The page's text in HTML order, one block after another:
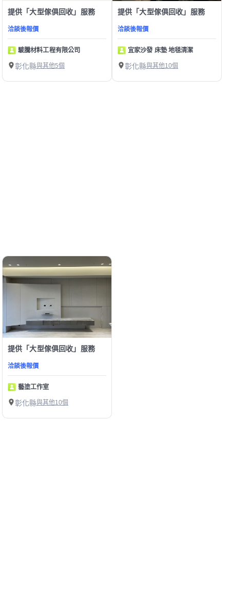
提供「大型傢俱回收」服務
洽談後報價
駿騰材料工程有限公司
彰化縣與其他5個
提供「大型傢俱回收」服務
洽談後報價
宜家沙發 床墊 地毯清潔
彰化縣與其他10個
提供「大型傢俱回收」服務
洽談後報價
藝塗工作室
彰化縣與其他10個